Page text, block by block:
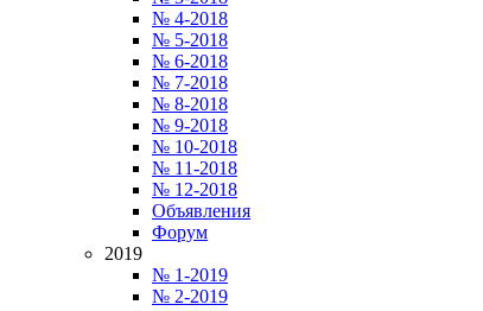
№ 4-2018
№ 5-2018
№ 6-2018
№ 7-2018
№ 8-2018
№ 9-2018
№ 10-2018
№ 11-2018
№ 12-2018
Объявления
Форум
2019
№ 1-2019
№ 2-2019